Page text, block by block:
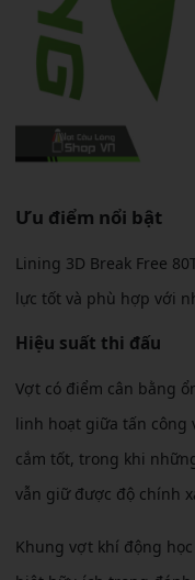
Ưu điểm nổi bật
Lining 3D Break Free
lực tốt và phù hợp với
Hiệu suất thi đấu
Vợt có điểm cân bằng
linh hoạt giữa tấn công
cắm tốt, trong khi
vẫn giữ được độ chính
Khung vợt khí động